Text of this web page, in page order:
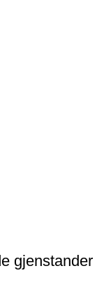
gjenstander